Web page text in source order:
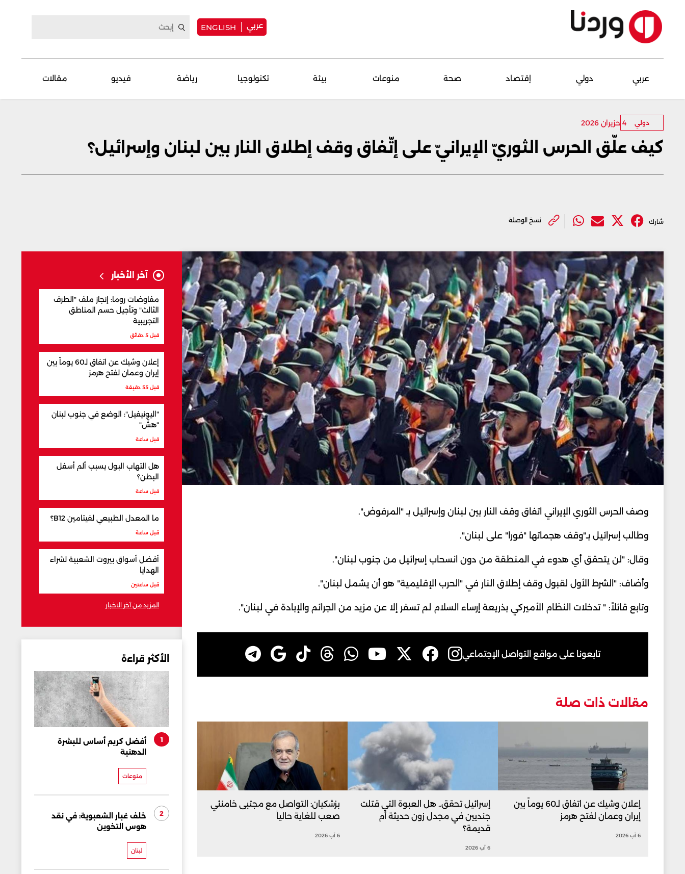
عربي ENGLISH
عربي دولي إقتصاد صحة منوعات بيئة تكنولوجيا رياضة فيديو مقالات
دولي 4 حزيران 2026
كيف علّق الحرس الثوريّ الإيرانيّ على إتّفاق وقف إطلاق النار بين لبنان وإسرائيل؟
شارك نسخ الوصلة
وصف الحرس الثوري الإيراني اتفاق وقف النار بين لبنان وإسرائيل بـ "المرفوض".
وطالب إسرائيل بـ"وقف هجماتها "فورا" على لبنان".
وقال: "لن يتحقق أي هدوء في المنطقة من دون انسحاب إسرائيل من جنوب لبنان".
وأضاف: "الشرط الأول لقبول وقف إطلاق النار في "الحرب الإقليمية" هو أن يشمل لبنان".
وتابع قائلاً: " تدخلات النظام الأميركي بذريعة إرساء السلام لم تسفر إلا عن مزيد من الجرائم والإبادة في لبنان".
تابعونا على مواقع التواصل الإجتماعي
مقالات ذات صلة
إعلان وشيك عن اتفاق لـ60 يوماً بين
إيران وعمان لفتح هرمز
6 آب 2026
إسرائيل تحقق.. هل العبوة التي قتلت
جنديين في مجدل زون حديثة أم
قديمة؟
6 آب 2026
بزشكيان: التواصل مع مجتبى خامنئي
صعب للغاية حالياً
6 آب 2026
آخر الأخبار
مفاوضات روما: إنجاز ملف "الطرف
الثالث" وتأجيل حسم المناطق
التجريبية
قبل 5 دقائق
إعلان وشيك عن اتفاق لـ60 يوماً بين
إيران وعمان لفتح هرمز
قبل 55 دقيقة
"اليونيفيل": الوضع في جنوب لبنان
"هشّ"
قبل ساعة
هل التهاب البول يسبب ألم أسفل
البطن؟
قبل ساعة
ما المعدل الطبيعي لفيتامين B12؟
قبل ساعة
أفضل أسواق بيروت الشعبية لشراء
الهدايا
قبل ساعتين
المزيد من آخر الاخبار
الأكثر قراءة
1
أفضل كريم أساس للبشرة
الدهنية
منوعات
2
خلف غبار الشعبوية: في نقد
هوس التخوين
لبنان